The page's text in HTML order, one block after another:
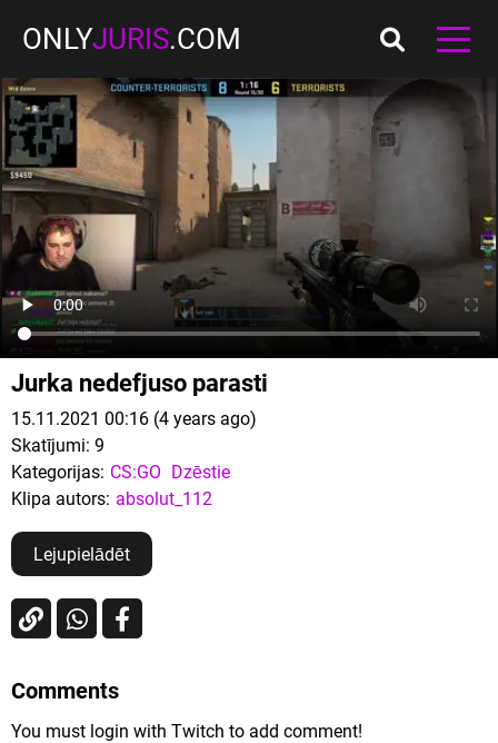
ONLYJURIS.COM
Jurka nedefjuso parasti
15.11.2021 00:16 (4 years ago)
Skatījumi: 9
Kategorijas: CS:GO Dzēstie
Klipa autors: absolut_112
Lejupielādēt
Comments
You must login with Twitch to add comment!